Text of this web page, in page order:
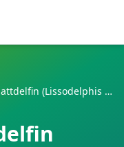
Nördlicher Glattdelfin (Lissodelphis borealis)